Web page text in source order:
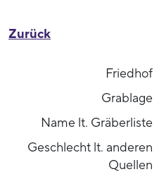
Zurück
Friedhof
Grablage
Name lt. Gräberliste
Geschlecht lt. anderen
Quellen